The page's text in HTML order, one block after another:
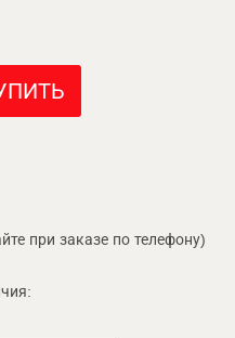
при заказе по телефону)